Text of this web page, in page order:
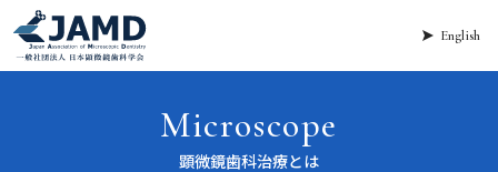
English
Microscope
顕微鏡歯科治療とは